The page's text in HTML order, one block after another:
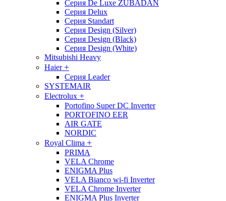
Серия De Luxe ZUBADAN
Серия Delux
Серия Standart
Серия Design (Silver)
Серия Design (Black)
Серия Design (White)
Mitsubishi Heavy
Haier+
Серия Leader
SYSTEMAIR
Electrolux +
Portofino Super DC Inverter
PORTOFINO EER
AIR GATE
NORDIC
Royal Clima +
PRIMA
VELA Chrome
ENIGMA Plus
VELA Bianco wi-fi Inverter
VELA Chrome Inverter
ENIGMA Plus Inverter